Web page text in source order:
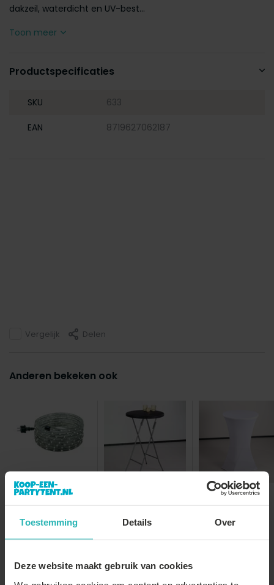
Toestemming Details Over
Deze website maakt gebruik van cookies
dakzeil, waterdicht en UV-best...
Toon meer
Productspecificaties
SKU 633
EAN 8719627062187
Vergelijk Delen
Anderen bekeken ook
Lichtslang LED 9m
Stretch rok wit
statafel 60c...